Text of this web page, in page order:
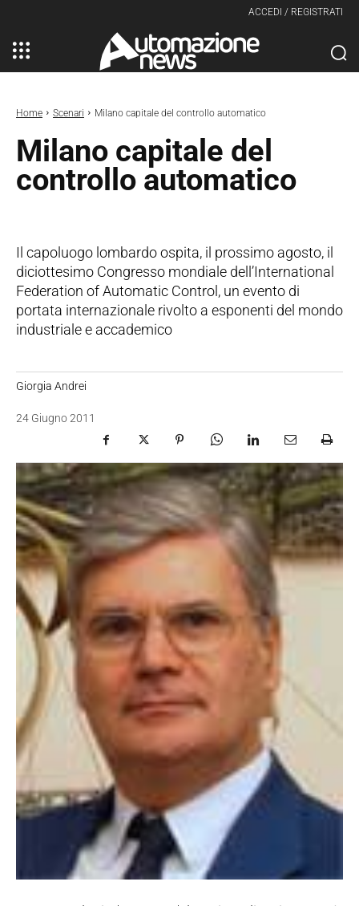
ACCEDI / REGISTRATI
Home Scenari Milano capitale del controllo automatico
Milano capitale del
controllo automatico
Il capoluogo lombardo ospita, il prossimo agosto, il
diciottesimo Congresso mondiale dell’International
Federation of Automatic Control, un evento di
portata internazionale rivolto a esponenti del mondo
industriale e accademico
Giorgia Andrei
24 Giugno 2011